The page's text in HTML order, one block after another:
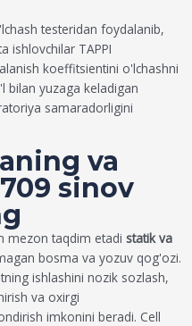
testeridan foydalanib,
ishlovchilar TAPPI
koeffitsientini o'lchashni
bilan yuzaga keladigan
samaradorligini
va
sinov
mezon taqdim etadi statik va
bosma va yozuv qog'ozi.
ishlashini nozik sozlash,
va oxirgi
imkonini beradi. Cell